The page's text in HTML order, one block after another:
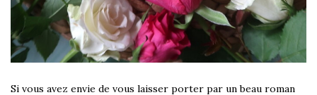
Si vous avez envie de vous laisser porter par un beau roman